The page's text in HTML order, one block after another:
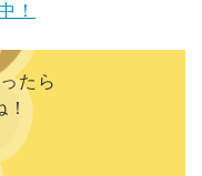
！
たら